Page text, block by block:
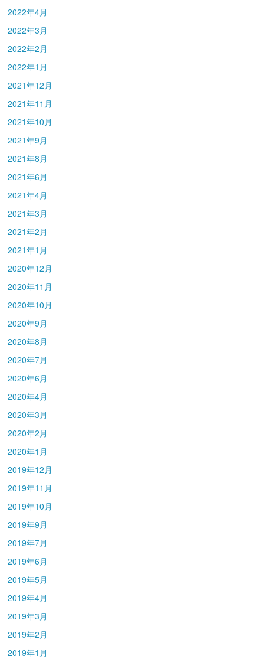
2022年4月
2022年3月
2022年2月
2022年1月
2021年12月
2021年11月
2021年10月
2021年9月
2021年8月
2021年6月
2021年4月
2021年3月
2021年2月
2021年1月
2020年12月
2020年11月
2020年10月
2020年9月
2020年8月
2020年7月
2020年6月
2020年4月
2020年3月
2020年2月
2020年1月
2019年12月
2019年11月
2019年10月
2019年9月
2019年7月
2019年6月
2019年5月
2019年4月
2019年3月
2019年2月
2019年1月